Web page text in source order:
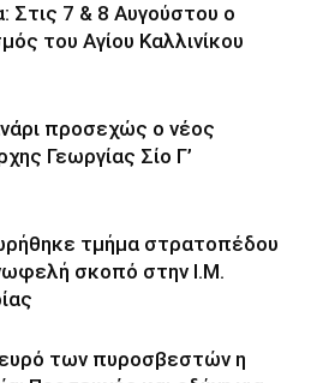
Στις 7 & 8 Αυγούστου ο
του Αγίου Καλλινίκου
προσεχώς ο νέος
Γεωργίας Σίο Γ’
τμήμα στρατοπέδου
σκοπό στην Ι.Μ.
των πυροσβεστών η